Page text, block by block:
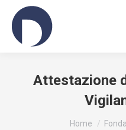
Attestazione
Home